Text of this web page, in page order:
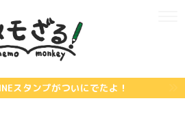
スタンプがついにでたよ！